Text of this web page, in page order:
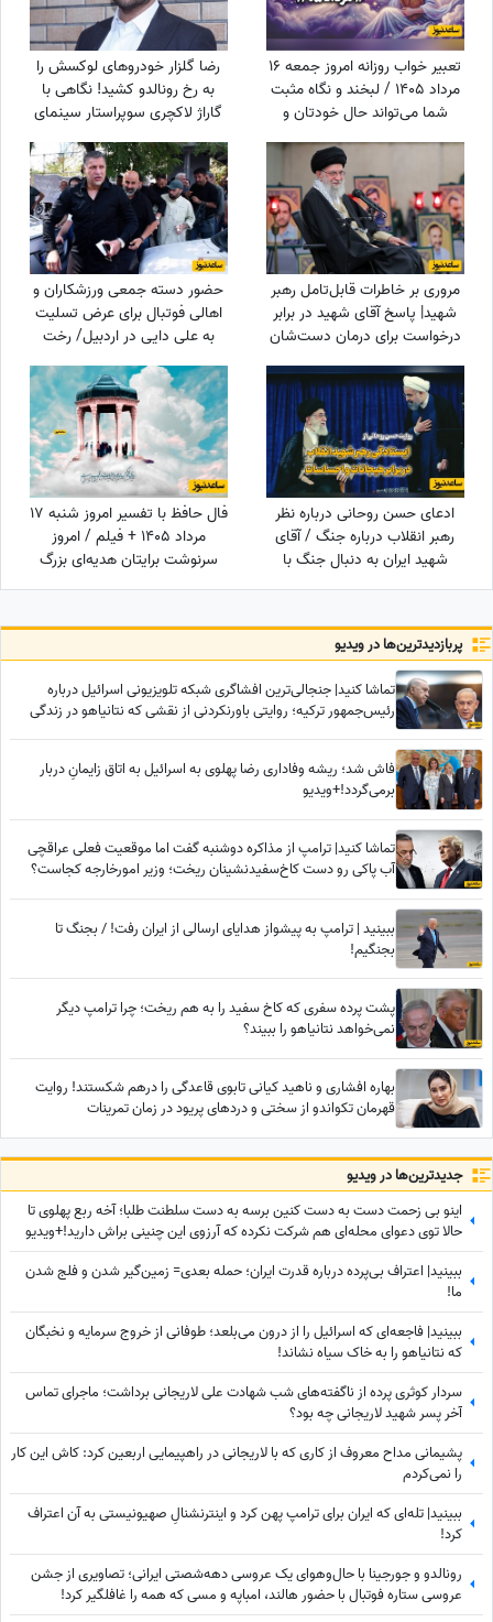
تعبیر خواب روزانه امروز جمعه 16
مرداد 1405 / لبخند و نگاه مثبت
شما می‌تواند حال خودتان و
اطرافیانتان را بهتر کند
رضا گلزار خودروهای لوکسش را
به رخ رونالدو کشید! نگاهی با
گاراژ لاکچری سوپراستار سینمای
ایران+عکس
مروری بر خاطرات قابل‌تامل رهبر
شهید| پاسخ آقای شهید در برابر
درخواست برای درمان دست‌شان
با طب سوزنی در چین: در ایران
مثل من زیاد هست اگر ...
حضور دسته جمعی ورزشکاران و
اهالی فوتبال برای عرض تسلیت
به علی دایی در اردبیل/ رخت
عزای شهریار فوتبال ایران در مقام
اقوام درجه یک+عکس
ادعای حسن روحانی درباره نظر
رهبر انقلاب درباره جنگ / آقای
شهید ایران به دنبال جنگ با
آمریکا بود؟
فال حافظ با تفسیر امروز شنبه 17
مرداد 1405 + فیلم / امروز
سرنوشت برایتان هدیه‌ای بزرگ
کنار گذاشته؛ شادی و موفقیت
پربازدید‌ترین‌ها در ویدیو
تماشا کنید| جنجالی‌ترین افشاگری شبکه تلویزیونی اسرائیل درباره
رئیس‌جمهور ترکیه؛ روایتی باورنکردنی از نقشی که نتانیاهو در زندگی
فاش شد؛ ریشه وفاداری رضا پهلوی به اسرائیل به اتاق زایمانِ دربار
برمی‌گردد!+ویدیو
تماشا کنید| ترامپ از مذاکره دوشنبه گفت اما موقعیت فعلی عراقچی
آب پاکی رو دست کاخ‌سفیدنشینان ریخت؛ وزیر امورخارجه کجاست؟
ببینید | ترامپ به پیشواز هدایای ارسالی از ایران رفت! / بجنگ تا
بجنگیم!
پشت پرده سفری که کاخ سفید را به هم ریخت؛ چرا ترامپ دیگر
نمی‌خواهد نتانیاهو را ببیند؟
بهاره افشاری و ناهید کیانی تابوی قاعدگی را درهم شکستند! روایت
قهرمان تکواندو از سختی و دردهای پریود در زمان تمرینات
جدید‌ترین‌ها در ویدیو
اینو بی زحمت دست به دست کنین برسه به دست سلطنت طلبا؛ آخه ربع پهلوی تا
حالا توی دعوای محله‌ای هم شرکت نکرده که آرزوی این چنینی براش دارید!+ویدیو
ببینید| اعتراف بی‌پرده درباره قدرت ایران؛ حمله بعدی= زمین‌گیر شدن و فلج شدن
ما!
ببینید| فاجعه‌ای که اسرائیل را از درون می‌بلعد؛ طوفانی از خروج سرمایه و نخبگان
که نتانیاهو را به خاک سیاه نشاند!
سردار کوثری پرده از ناگفته‌های شب شهادت علی لاریجانی برداشت؛ ماجرای تماس
آخر پسر شهید لاریجانی چه بود؟
پشیمانی مداح معروف از کاری که با لاریجانی در راهپیمایی اربعین کرد: کاش این کار
را نمی‌کردم
ببینید| تله‌ای که ایران برای ترامپ پهن کرد و اینترنشنالِ صهیونیستی به آن اعتراف
کرد!
رونالدو و جورجینا با حال‌وهوای یک عروسی دهه‌شصتی ایرانی؛ تصاویری از جشن
عروسی ستاره فوتبال با حضور هالند، امباپه و مسی که همه را غافلگیر کرد!